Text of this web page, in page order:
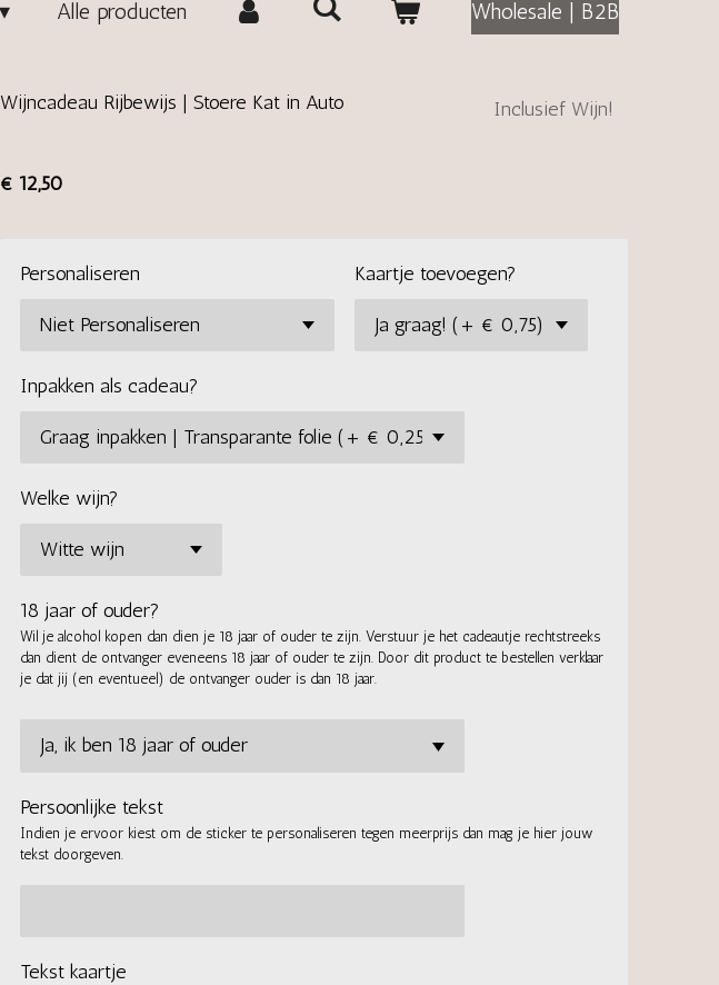
Alle producten Wholesale | B2B
Wijncadeau Rijbewijs | Stoere Kat in Auto Inclusief Wijn!
€ 12,50
Personaliseren Kaartje toevoegen?
Inpakken als cadeau?
Welke wijn?
18 jaar of ouder?
Wil je alcohol kopen dan dien je 18 jaar of ouder te zijn. Verstuur je het cadeautje rechtstreeks
dan dient de ontvanger eveneens 18 jaar of ouder te zijn. Door dit product te bestellen verklaar
je dat jij (en eventueel) de ontvanger ouder is dan 18 jaar.
Persoonlijke tekst
Indien je ervoor kiest om de sticker te personaliseren tegen meerprijs dan mag je hier jouw
tekst doorgeven.
Tekst kaartje